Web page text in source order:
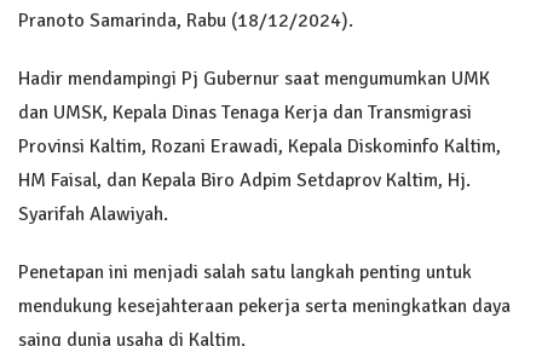
Pranoto Samarinda, Rabu (18/12/2024).
Hadir mendampingi Pj Gubernur saat mengumumkan UMK
dan UMSK, Kepala Dinas Tenaga Kerja dan Transmigrasi
Provinsi Kaltim, Rozani Erawadi, Kepala Diskominfo Kaltim,
HM Faisal, dan Kepala Biro Adpim Setdaprov Kaltim, Hj.
Syarifah Alawiyah.
Penetapan ini menjadi salah satu langkah penting untuk
mendukung kesejahteraan pekerja serta meningkatkan daya
saing dunia usaha di Kaltim.